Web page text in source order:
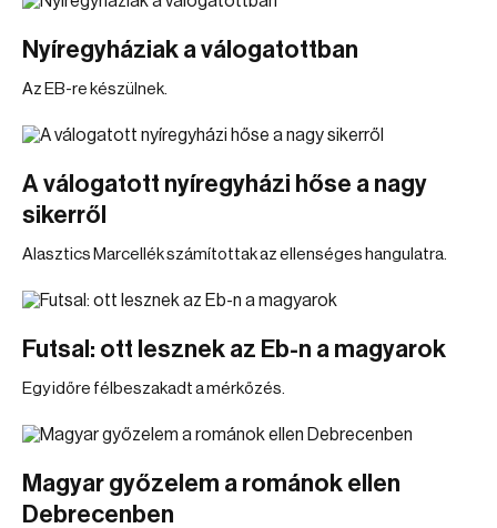
Nyíregyháziak a válogatottban
Az EB-re készülnek.
A válogatott nyíregyházi hőse a nagy
sikerről
Alasztics Marcellék számítottak az ellenséges hangulatra.
Futsal: ott lesznek az Eb-n a magyarok
Egy időre félbeszakadt a mérkőzés.
Magyar győzelem a románok ellen
Debrecenben